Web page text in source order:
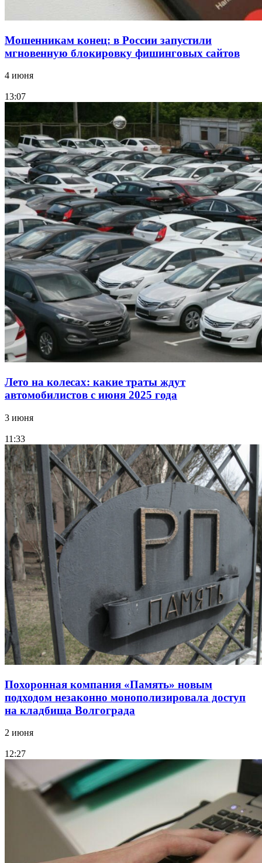
Мошенникам конец: в России запустили
мгновенную блокировку фишинговых сайтов
4 июня
13:07
Лето на колесах: какие траты ждут
автомобилистов с июня 2025 года
3 июня
11:33
Похоронная компания «Память» новым
подходом незаконно монополизировала доступ
на кладбища Волгограда
2 июня
12:27